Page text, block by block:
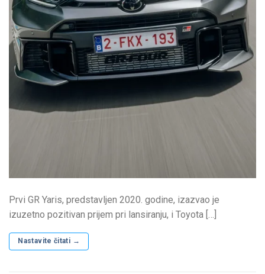
Prvi GR Yaris, predstavljen 2020. godine, izazvao je
izuzetno pozitivan prijem pri lansiranju, i Toyota […]
Nastavite čitati →